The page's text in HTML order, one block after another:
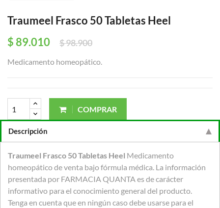
Traumeel Frasco 50 Tabletas Heel
$ 89.010
$ 98.900
Medicamento homeopático.
COMPRAR
Descripción
Traumeel Frasco 50 Tabletas Heel Medicamento
homeopático de venta bajo fórmula médica. La información
presentada por FARMACIA QUANTA es de carácter
informativo para el conocimiento general del producto.
Tenga en cuenta que en ningún caso debe usarse para el